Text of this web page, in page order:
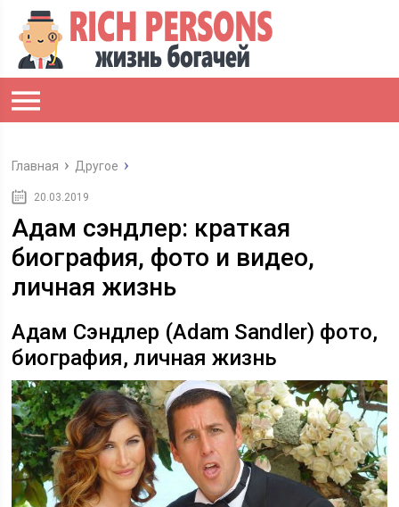
Главная Другое
20.03.2019
Адам сэндлер: краткая
биография, фото и видео,
личная жизнь
Адам Сэндлер (Adam Sandler) фото,
биография, личная жизнь